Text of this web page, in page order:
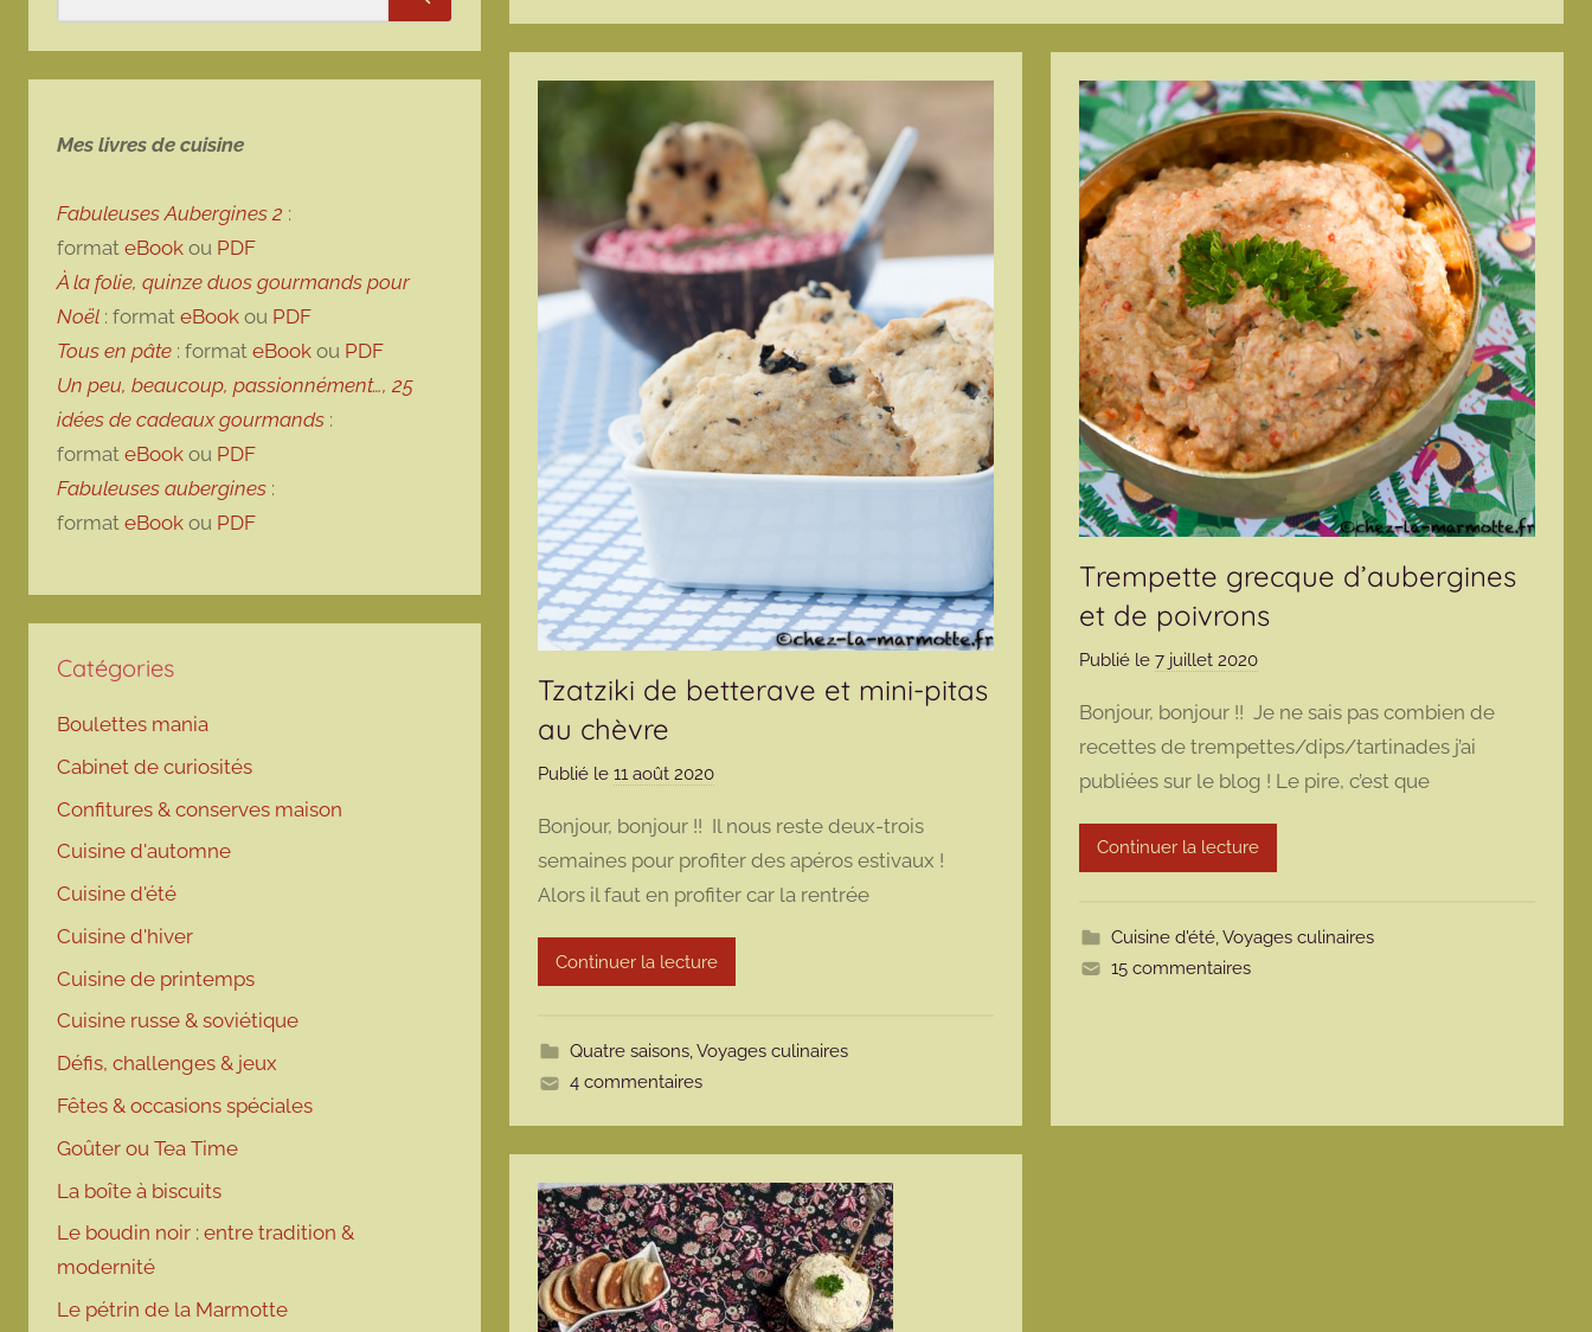
Tzatziki de betterave et mini-pitas
au chèvre
Publié le 11 août 2020p
r
m
a
m
o
t
Bonjour, bonjour !! Il nous reste deux-trois
semaines pour profiter des apéros estivaux !
Alors il faut en profiter car la rentrée
Continuer la lecture
Quatre saisons,Voyages culinaires
4 commentaires
Trempette grecque d’aubergines
et de poivrons
Publié le 7 juillet 2020p
r
m
a
m
o
t
Bonjour, bonjour !! Je ne sais pas combien de
recettes de trempettes/dips/tartinades j’ai
publiées sur le blog ! Le pire, c’est que
Continuer la lecture
Cuisine d'été,Voyages culinaires
15 commentaires
Rechercher
Mes livres de cuisine
Fabuleuses Aubergines 2 :
format eBook ou PDF
À la folie, quinze duos gourmands pour
Noël : format eBook ou PDF
Tous en pâte : format eBook ou PDF
Un peu, beaucoup, passionnément…, 25
idées de cadeaux gourmands :
format eBook ou PDF
Fabuleuses aubergines :
format eBook ou PDF
Catégories
Boulettes mania
Cabinet de curiosités
Confitures & conserves maison
Cuisine d'automne
Cuisine d'été
Cuisine d'hiver
Cuisine de printemps
Cuisine russe & soviétique
Défis, challenges & jeux
Fêtes & occasions spéciales
Goûter ou Tea Time
La boîte à biscuits
Le boudin noir : entre tradition &
modernité
Le pétrin de la Marmotte